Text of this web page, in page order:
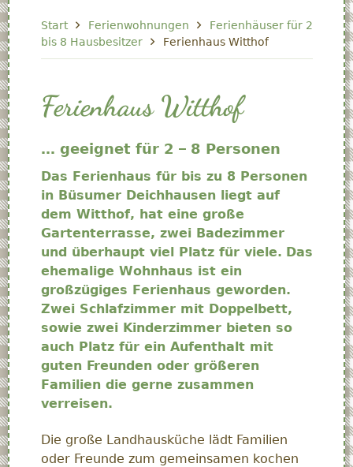
Start Ferienwohnungen
Ferienhäuser für 2
bis 8 Hausbesitzer
Ferienhaus Witthof
Ferienhaus Witthof
… geeignet für 2 – 8 Personen
Das Ferienhaus für bis zu 8 Personen
in Büsumer Deichhausen liegt auf
dem Witthof, hat eine große
Gartenterrasse, zwei Badezimmer
und überhaupt viel Platz für viele. Das
ehemalige Wohnhaus ist ein
großzügiges Ferienhaus geworden.
Zwei Schlafzimmer mit Doppelbett,
sowie zwei Kinderzimmer bieten so
auch Platz für ein Aufenthalt mit
guten Freunden oder größeren
Familien die gerne zusammen
verreisen.
Die große Landhausküche lädt Familien
oder Freunde zum gemeinsamen kochen